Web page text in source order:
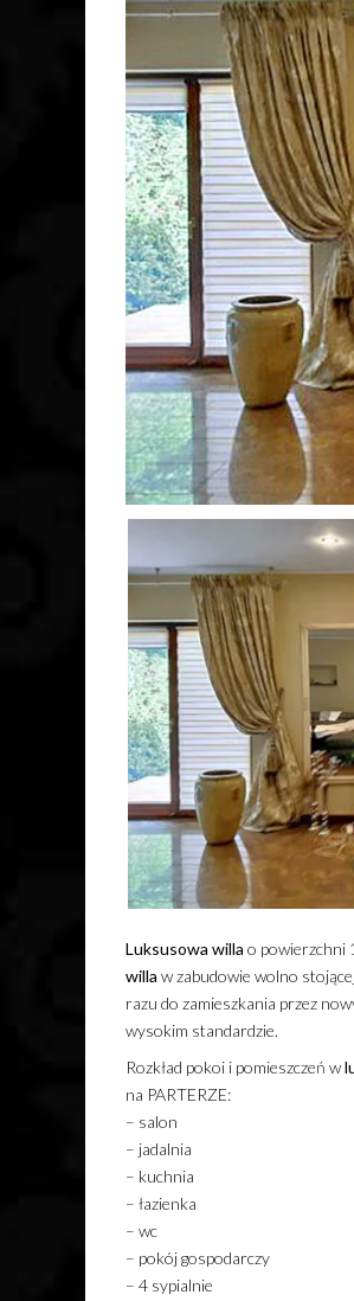
Luksusowa willa o powierzchni
willa w zabudowie wolno
razu do zamieszkania przez
wysokim standardzie.
Rozkład pokoi i pomieszczeń w
na PARTERZE:
– salon
– jadalnia
– kuchnia
– łazienka
– wc
– pokój gospodarczy
– 4 sypialnie